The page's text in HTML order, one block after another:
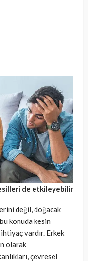
de etkileyebilir
değil, doğacak
konuda kesin
vardır. Erkek
olarak
çevresel